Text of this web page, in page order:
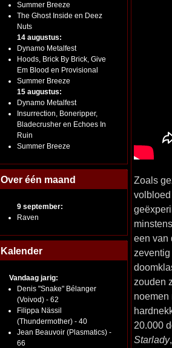
Summer Breeze
The Ghost Inside en Deez
Nuts
14 augustus:
Dynamo Metalfest
Hoods, Brick By Brick, Give
Em Blood en Provisional
Summer Breeze
15 augustus:
Dynamo Metalfest
Insurrection, Boneripper,
Bladecrusher en Echoes In
Ruin
Summer Breeze
Over één maand
9 september:
Raven
Kalender
Vandaag jarig:
Denis "Snake" Bélanger
(Voivod) - 62
Filippa Nässil
(Thundermother) - 40
Jean Beauvoir (Plasmatics) -
66
Zoals
een van
zouden
noemen
20.000
Starlady